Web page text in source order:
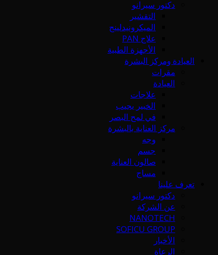
دكتور سيرانو
التقشير
الميكرونيدلينج
علاج PAN
الأجهزة الطبية
العيادة ومركز البشرة
مقرات
العيادة
علاجات
الخبير يجيب
في لمح البصر
مركز العناية بالبشرة
وجه
جسم
صالون العناية
مساج
تعرف علينا
دكتور سيرانو
عن الشركة
NANOTECH
SOFICU GROUP
الأخبار
الرعاة